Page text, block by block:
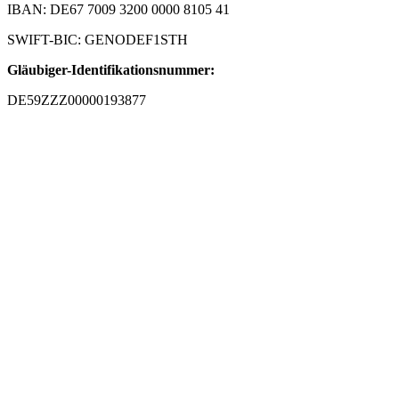
IBAN: DE67 7009 3200 0000 8105 41
SWIFT-BIC: GENODEF1STH
Gläubiger-Identifikationsnummer:
DE59ZZZ00000193877